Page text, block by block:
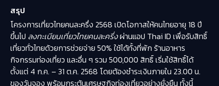
สรุป
โครงการเที่ยวไทยคนละครึ่ง 2568 เปิดโอกาสให้คนไทยอายุ 18 ปี
ขึ้นไป ลงทะเบียนเที่ยวไทยคนละครึ่งผ่านแอป Thai ID เพื่อรับสิทธิ์
เที่ยวทั่วไทยด้วยการช่วยจ่าย 50% ใช้ได้ทั้งที่พัก ร้านอาหาร
กิจกรรมท่องเที่ยว และอื่น ๆ รวม 500,000 สิทธิ์ เริ่มใช้สิทธิ์ได้
ตั้งแต่ 4 ก.ค. – 31 ต.ค. 2568 โดยต้องชำระเงินภายใน 23.00 น.
ของวันจอง พร้อมกระตุ้นเศรษฐกิจท่องเที่ยวอย่างยั่งยืน ทั้งนี้